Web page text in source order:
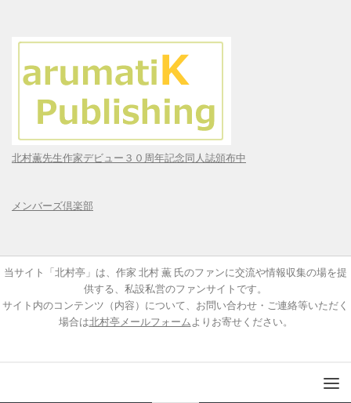
北村薫先生作家デビュー３０周年記念同人誌頒布中
メンバーズ倶楽部
当サイト「北村亭」は、作家 北村 薫 氏のファンに交流や情報収集の場を提
供する、私設私営のファンサイトです。
サイト内のコンテンツ（内容）について、お問い合わせ・ご連絡等いただく
場合は北村亭メールフォームよりお寄せください。